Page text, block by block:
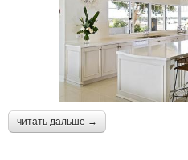
читать дальше →